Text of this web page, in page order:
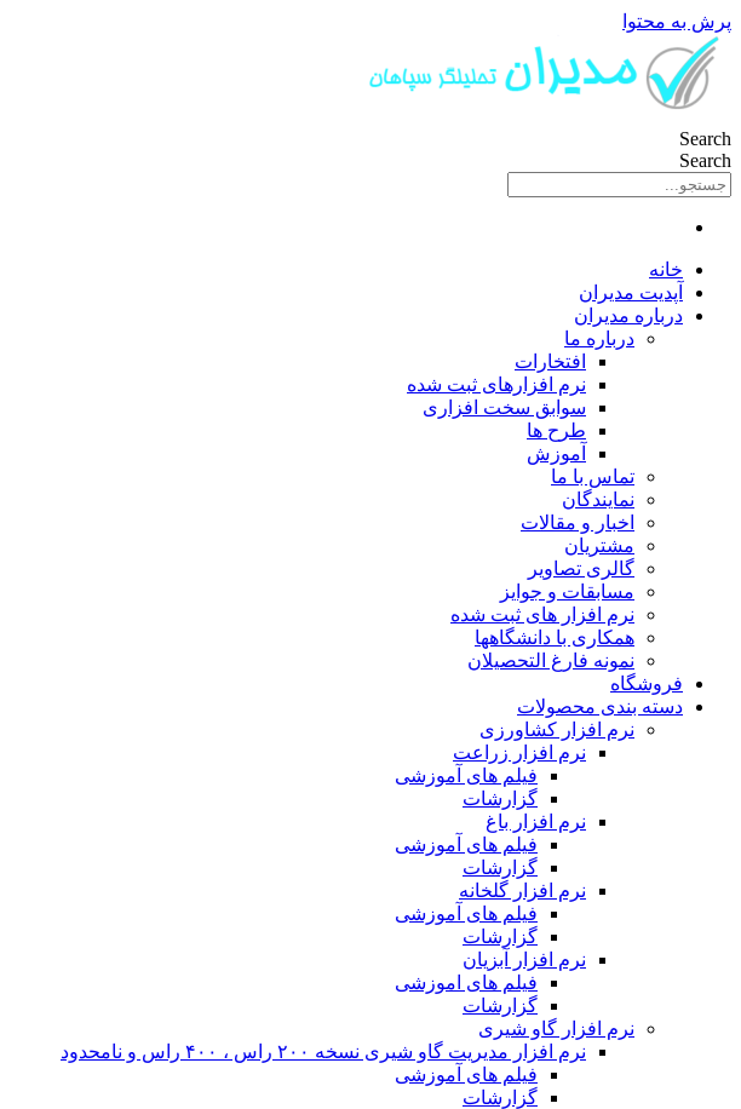
پرش به محتوا
Search
Search
خانه
آپدیت مدیران
درباره مدیران
درباره ما
افتخارات
نرم افزارهای ثبت شده
سوابق سخت افزاری
طرح ها
آموزش
تماس با ما
نمایندگان
اخبار و مقالات
مشتریان
گالری تصاویر
مسابقات و جوایز
نرم افزار های ثبت شده
همکاری با دانشگاهها
نمونه فارغ التحصیلان
فروشگاه
دسته بندی محصولات
نرم افزار کشاورزی
نرم افزار زراعت
فیلم های آموزشی
گزارشات
نرم افزار باغ
فیلم های آموزشی
گزارشات
نرم افزار گلخانه
فیلم های آموزشی
گزارشات
نرم افزار آبزیان
فیلم های اموزشی
گزارشات
نرم افزار گاو شیری
نرم افزار مدیریت گاو شیری نسخه ۲۰۰ راس ، ۴۰۰ راس و نامحدود
فیلم های آموزشی
گزارشات